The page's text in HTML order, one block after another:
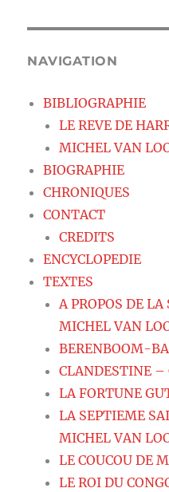
NAVIGATION
BIBLIOGRAPHIE
LE REVE DE
MICHEL VAN
BIOGRAPHIE
CHRONIQUES
CONTACT
CREDITS
ENCYCLOPEDIE
TEXTES
A PROPOS DE
MICHEL VAN
BERENBOOM-
CLANDESTINE –
LA FORTUNE
LA SEPTIEME
MICHEL VAN
LE COUCOU DE
LE ROI DU